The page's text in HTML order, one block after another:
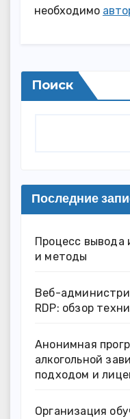
необходимо
Поиск
Последние
Процесс вывода
и методы
Веб-
RDP: обзор
Анонимная
алкогольной
подходом и
Организация